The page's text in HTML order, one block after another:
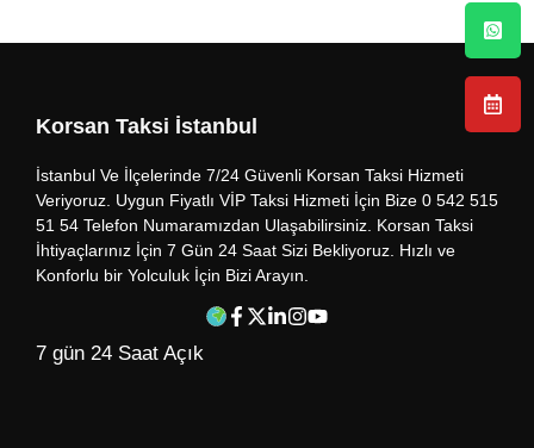
Korsan Taksi İstanbul
İstanbul Ve İlçelerinde 7/24 Güvenli Korsan Taksi Hizmeti
Veriyoruz. Uygun Fiyatlı VİP Taksi Hizmeti İçin Bize 0 542 515
51 54 Telefon Numaramızdan Ulaşabilirsiniz. Korsan Taksi
İhtiyaçlarınız İçin 7 Gün 24 Saat Sizi Bekliyoruz. Hızlı ve
Konforlu bir Yolculuk İçin Bizi Arayın.
7 gün 24 Saat Açık